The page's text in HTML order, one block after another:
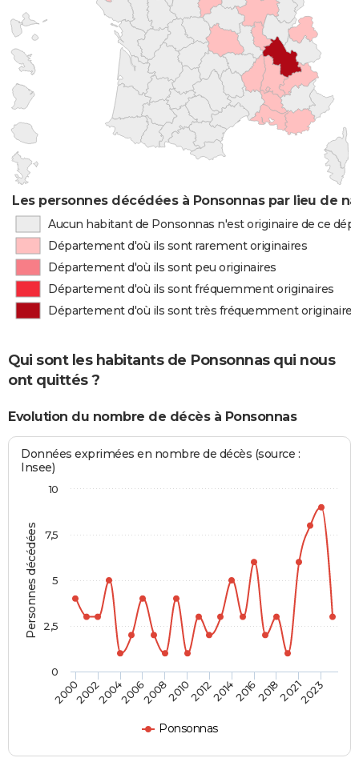
Les personnes décédées à Ponsonnas par lieu de
Aucun habitant de Ponsonnas n'est originaire de ce
Département d'où ils sont rarement originaires
Département d'où ils sont peu originaires
Département d'où ils sont fréquemment originaires
Département d'où ils sont très fréquemment originaires
Qui sont les habitants de Ponsonnas qui nous
ont quittés ?
Evolution du nombre de décès à Ponsonnas
Personnes décédées
Données exprimées en nombre de décès (source :
Insee)
Ponsonnas
200020022004200620082010201220142016201820212023
0
2,5
5
7,5
10